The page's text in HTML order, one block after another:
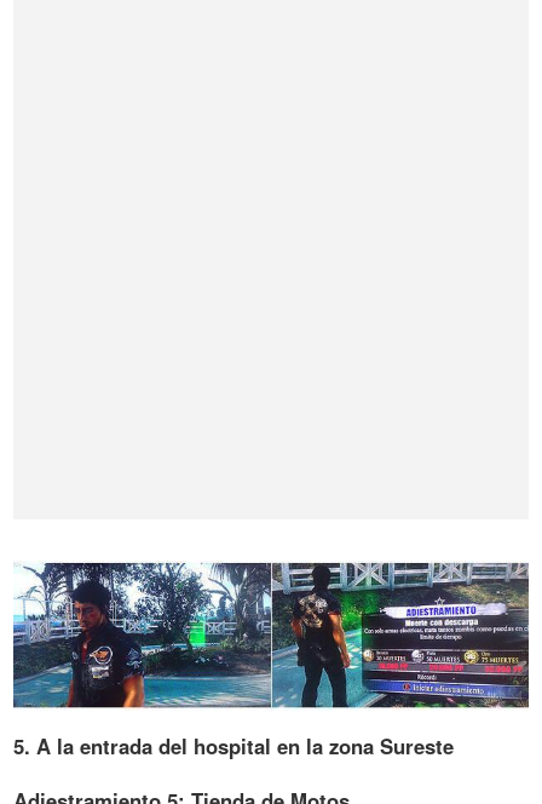
5. A la entrada del hospital en la zona Sureste